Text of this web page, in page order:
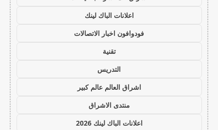
اعلانات الباك لينك
فودوافون اخبار الاتصالات
تقنية
التدريس
اشراق العالم عالم كبير
منتدى الاشراق
اعلانات الباك لينك 2026